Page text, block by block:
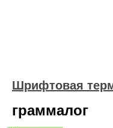
Шрифтовая
граммалог